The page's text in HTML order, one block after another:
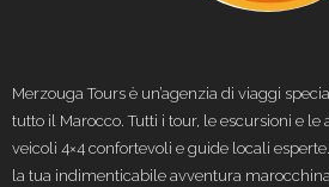
Merzouga Tours è un’agenzia di viaggi
tutto il Marocco. Tutti i tour, le escursioni e
veicoli 4×4 confortevoli e guide locali
la tua indimenticabile avventura